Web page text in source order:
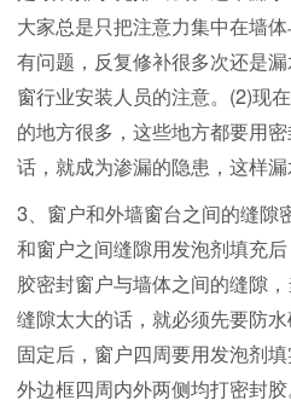
大家总是只把注意力集中在墙
有问题，反复修补很多次还是
窗行业安装人员的注意。(2)现
的地方很多，这些地方都要用
话，就成为渗漏的隐患，这样漏
3、窗户和外墙窗台之间的缝隙
和窗户之间缝隙用发泡剂填充
胶密封窗户与墙体之间的缝隙，
缝隙太大的话，就必须先要防
固定后，窗户四周要用发泡剂
外边框四周内外两侧均打密封